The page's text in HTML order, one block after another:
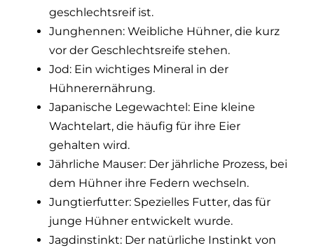
geschlechtsreif ist.
Junghennen: Weibliche Hühner, die kurz
vor der Geschlechtsreife stehen.
Jod: Ein wichtiges Mineral in der
Hühnerernährung.
Japanische Legewachtel: Eine kleine
Wachtelart, die häufig für ihre Eier
gehalten wird.
Jährliche Mauser: Der jährliche Prozess, bei
dem Hühner ihre Federn wechseln.
Jungtierfutter: Spezielles Futter, das für
junge Hühner entwickelt wurde.
Jagdinstinkt: Der natürliche Instinkt von